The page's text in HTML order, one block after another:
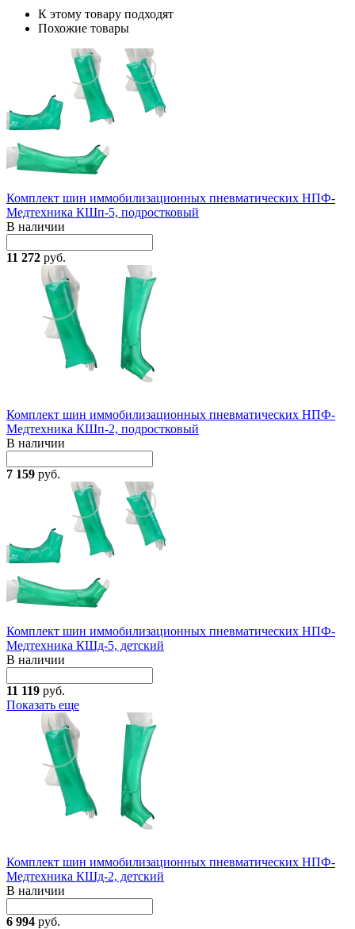
К этому товару подходят
Похожие товары
Комплект шин иммобилизационных пневматических НПФ-
Медтехника КШп-5, подростковый
В наличии
11 272 руб.
Комплект шин иммобилизационных пневматических НПФ-
Медтехника КШп-2, подростковый
В наличии
7 159 руб.
Комплект шин иммобилизационных пневматических НПФ-
Медтехника КШд-5, детский
В наличии
11 119 руб.
Показать еще
Комплект шин иммобилизационных пневматических НПФ-
Медтехника КШд-2, детский
В наличии
6 994 руб.